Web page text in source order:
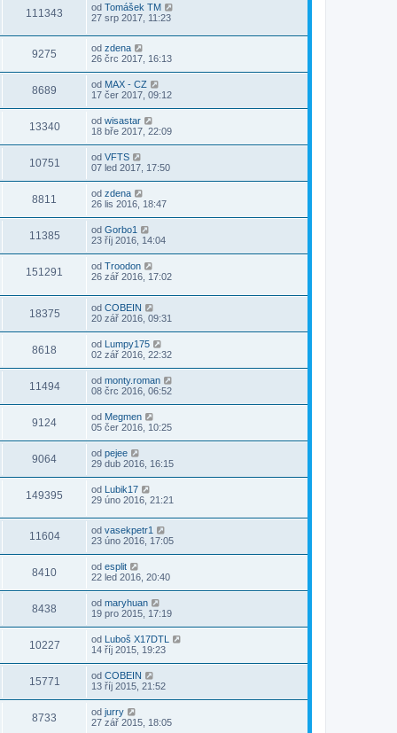
111343 od Tomášek TM
27 srp 2017, 11:23
9275 od zdena
26 črc 2017, 16:13
8689 od MAX - CZ
17 čer 2017, 09:12
13340 od wisastar
18 bře 2017, 22:09
10751 od VFTS
07 led 2017, 17:50
8811 od zdena
26 lis 2016, 18:47
11385 od Gorbo1
23 říj 2016, 14:04
151291 od Troodon
26 zář 2016, 17:02
18375 od COBEIN
20 zář 2016, 09:31
8618 od Lumpy175
02 zář 2016, 22:32
11494 od monty.roman
08 črc 2016, 06:52
9124 od Megmen
05 čer 2016, 10:25
9064 od pejee
29 dub 2016, 16:15
149395 od Lubik17
29 úno 2016, 21:21
11604 od vasekpetr1
23 úno 2016, 17:05
8410 od esplit
22 led 2016, 20:40
8438 od maryhuan
19 pro 2015, 17:19
10227 od Luboš X17DTL
14 říj 2015, 19:23
15771 od COBEIN
13 říj 2015, 21:52
8733 od jurry
27 zář 2015, 18:05